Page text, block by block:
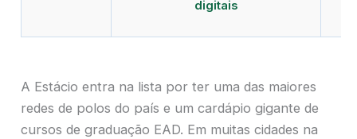
digitais
A Estácio entra na lista por ter uma das maiores
redes de polos do país e um cardápio gigante de
cursos de graduação EAD. Em muitas cidades na